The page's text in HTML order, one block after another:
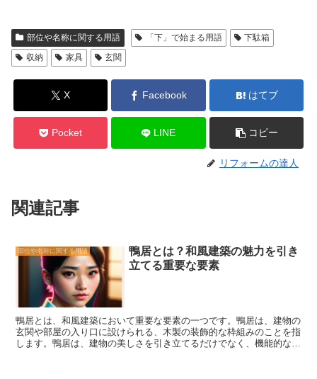
部位や名称に関する用語 「下」で始まる用語
下駄箱
収納
家具 玄関
X Facebook はてブ
Pocket LINE コピー
リフォームの達人
関連記事
部位や名称に関する用語
鴨居とは？和風建築の魅力を引き
立てる重要な要素
鴨居とは、和風建築において重要な要素の一つです。鴨居は、建物の
玄関や部屋の入り口に設けられる、木製の装飾的な枠組みのことを指
します。鴨居は、建物の美しさを引き立てるだけでなく、機能的な役